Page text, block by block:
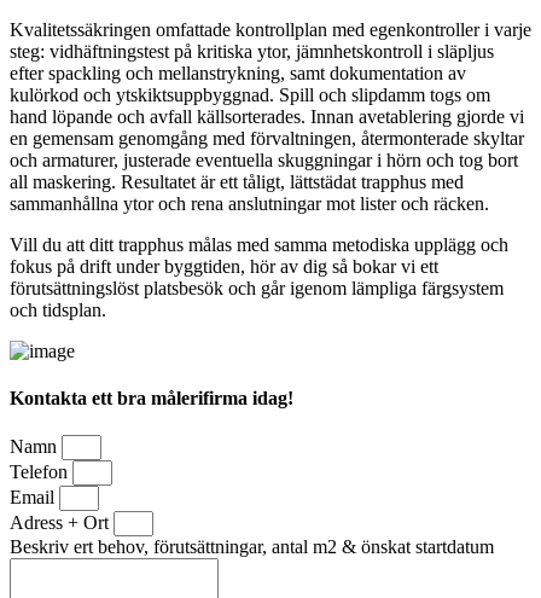
Kvalitetssäkringen omfattade kontrollplan med egenkontroller i varje
steg: vidhäftningstest på kritiska ytor, jämnhetskontroll i släpljus
efter spackling och mellanstrykning, samt dokumentation av
kulörkod och ytskiktsuppbyggnad. Spill och slipdamm togs om
hand löpande och avfall källsorterades. Innan avetablering gjorde vi
en gemensam genomgång med förvaltningen, återmonterade skyltar
och armaturer, justerade eventuella skuggningar i hörn och tog bort
all maskering. Resultatet är ett tåligt, lättstädat trapphus med
sammanhållna ytor och rena anslutningar mot lister och räcken.
Vill du att ditt trapphus målas med samma metodiska upplägg och
fokus på drift under byggtiden, hör av dig så bokar vi ett
förutsättningslöst platsbesök och går igenom lämpliga färgsystem
och tidsplan.
Kontakta ett bra målerifirma idag!
Namn
Telefon
Email
Adress + Ort
Beskriv ert behov, förutsättningar, antal m2 & önskat startdatum